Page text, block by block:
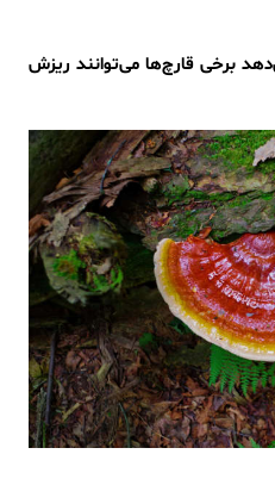
برخی قارچ‌ها می‌توانند ریزش